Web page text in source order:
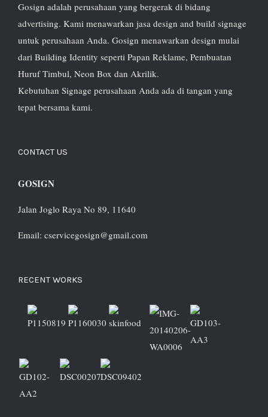
Gosign adalah perusahaan yang bergerak di bidang
advertising. Kami menawarkan jasa design and build signage
untuk perusahaan Anda. Gosign menawarkan design mulai
dari Building Identity seperti Papan Reklame, Pembuatan
Huruf Timbul, Neon Box dan Akrilik.
Kebutuhan Signage perusahaan Anda ada di tangan yang
tepat bersama kami.
CONTACT US
GOSIGN
Jalan Joglo Raya No 89, 11640
Email: cservicegosign@gmail.com
RECENT WORKS